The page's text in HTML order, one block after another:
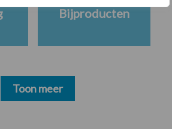
Bijproducten
Toon meer